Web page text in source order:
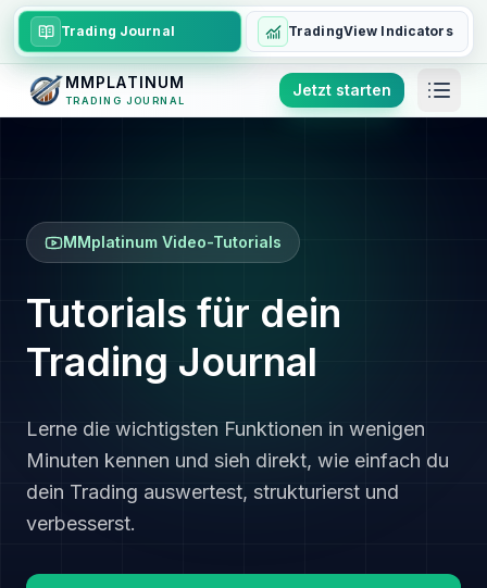
Trading Journal TradingView Indicators
MMPLATINUM
TRADING JOURNAL
Jetzt starten
MMplatinum Video-Tutorials
Tutorials für dein
Trading Journal
Lerne die wichtigsten Funktionen in wenigen
Minuten kennen und sieh direkt, wie einfach du
dein Trading auswertest, strukturierst und
verbesserst.